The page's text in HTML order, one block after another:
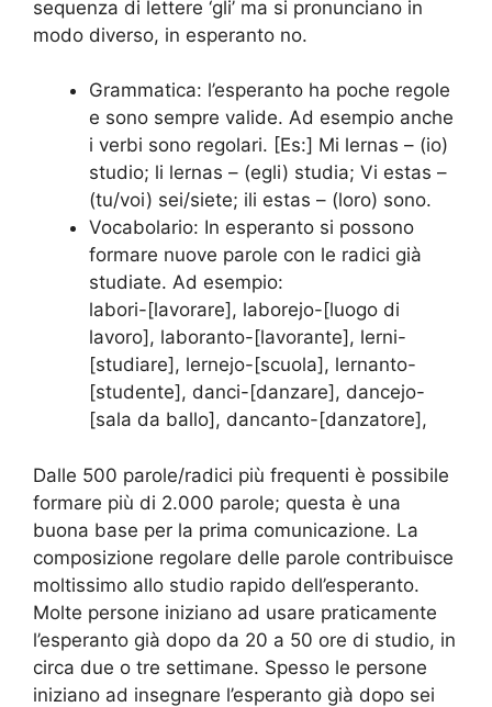
sequenza di lettere ‘gli’ ma si pronunciano in
modo diverso, in esperanto no.
Grammatica: l’esperanto ha poche regole
e sono sempre valide. Ad esempio anche
i verbi sono regolari. [Es:] Mi lernas – (io)
studio; li lernas – (egli) studia; Vi estas –
(tu/voi) sei/siete; ili estas – (loro) sono.
Vocabolario: In esperanto si possono
formare nuove parole con le radici già
studiate. Ad esempio:
labori-[lavorare], laborejo-[luogo di
lavoro], laboranto-[lavorante], lerni-
[studiare], lernejo-[scuola], lernanto-
[studente], danci-[danzare], dancejo-
[sala da ballo], dancanto-[danzatore],
Dalle 500 parole/radici più frequenti è possibile
formare più di 2.000 parole; questa è una
buona base per la prima comunicazione. La
composizione regolare delle parole contribuisce
moltissimo allo studio rapido dell’esperanto.
Molte persone iniziano ad usare praticamente
l’esperanto già dopo da 20 a 50 ore di studio, in
circa due o tre settimane. Spesso le persone
iniziano ad insegnare l’esperanto già dopo sei